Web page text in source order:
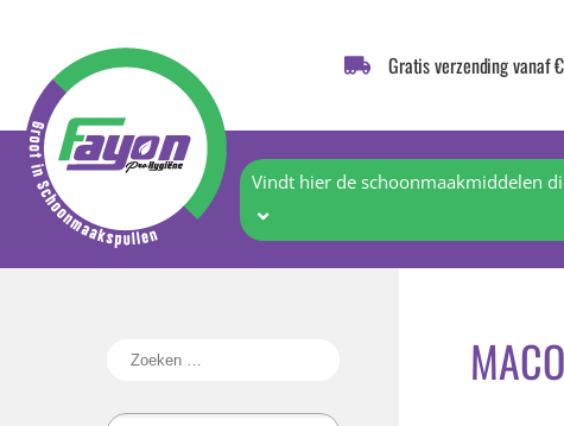
Gratis verzending vanaf
Vindt hier de schoonmaakmiddelen
MACO